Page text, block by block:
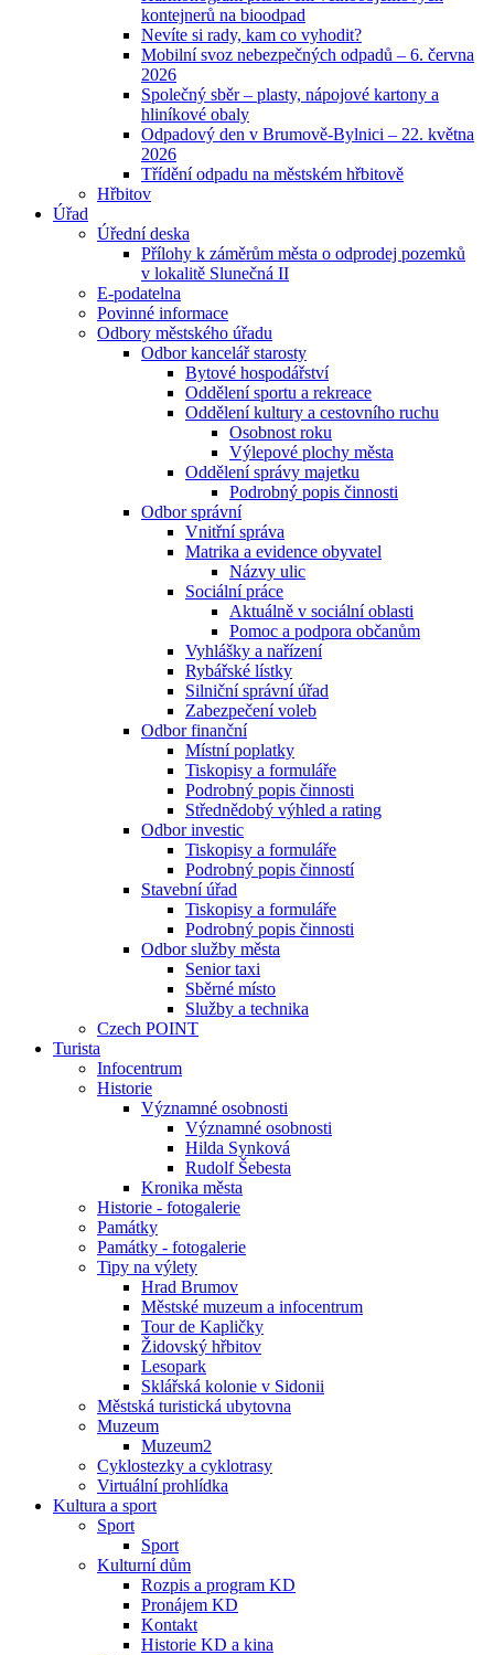
kontejnerů na bioodpad
Nevíte si rady, kam co vyhodit?
Mobilní svoz nebezpečných odpadů – 6. června
2026
Společný sběr – plasty, nápojové kartony a
hliníkové obaly
Odpadový den v Brumově-Bylnici – 22. května
2026
Třídění odpadu na městském hřbitově
Hřbitov
Úřad
Úřední deska
Přílohy k záměrům města o odprodej pozemků
v lokalitě Slunečná II
E-podatelna
Povinné informace
Odbory městského úřadu
Odbor kancelář starosty
Bytové hospodářství
Oddělení sportu a rekreace
Oddělení kultury a cestovního ruchu
Osobnost roku
Výlepové plochy města
Oddělení správy majetku
Podrobný popis činnosti
Odbor správní
Vnitřní správa
Matrika a evidence obyvatel
Názvy ulic
Sociální práce
Aktuálně v sociální oblasti
Pomoc a podpora občanům
Vyhlášky a nařízení
Rybářské lístky
Silniční správní úřad
Zabezpečení voleb
Odbor finanční
Místní poplatky
Tiskopisy a formuláře
Podrobný popis činnosti
Střednědobý výhled a rating
Odbor investic
Tiskopisy a formuláře
Podrobný popis činností
Stavební úřad
Tiskopisy a formuláře
Podrobný popis činnosti
Odbor služby města
Senior taxi
Sběrné místo
Služby a technika
Czech POINT
Turista
Infocentrum
Historie
Významné osobnosti
Významné osobnosti
Hilda Synková
Rudolf Šebesta
Kronika města
Historie - fotogalerie
Památky
Památky - fotogalerie
Tipy na výlety
Hrad Brumov
Městské muzeum a infocentrum
Tour de Kapličky
Židovský hřbitov
Lesopark
Sklářská kolonie v Sidonii
Městská turistická ubytovna
Muzeum
Muzeum2
Cyklostezky a cyklotrasy
Virtuální prohlídka
Kultura a sport
Sport
Sport
Kulturní dům
Rozpis a program KD
Pronájem KD
Kontakt
Historie KD a kina